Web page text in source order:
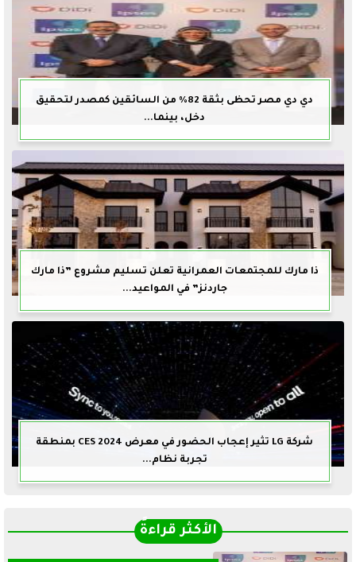
دي دي مصر تحظى بثقة 82% من السائقين كمصدر لتحقيق
دخل، بينما...
ذا مارك للمجتمعات العمرانية تعلن تسليم مشروع ”ذا مارك
جاردنز” في المواعيد...
شركة LG تثير إعجاب الحضور في معرض CES 2024 بمنطقة
تجربة نظام...
الأكثر قراءةً